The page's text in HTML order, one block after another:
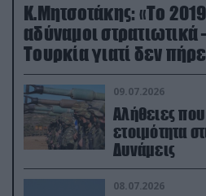
Κ.Μητσοτάκης: «Το
αδύναμοι στρατιωτικά
Τουρκία γιατί δεν
(βίντεο)
09.07.2026
Αλήθειες
ετοιμότητα
Δυνάμεις
08.07.2026